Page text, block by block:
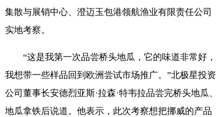
集散与展销中心、澄迈玉包港领航渔业有限责任公司
实地考察。
“这是我第一次品尝桥头地瓜，它的味道非常好，
我想带一些样品回到欧洲尝试市场推广。”北极星投资
公司董事长安德烈亚斯·拉森·特韦拉品尝完桥头地瓜、
地瓜拿铁后说道。他表示，此次考察想把挪威的产品